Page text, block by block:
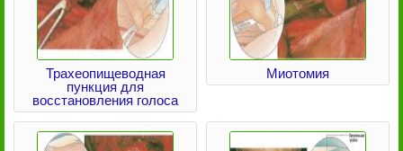
Трахеопищеводная
пункция для
восстановления голоса
Миотомия